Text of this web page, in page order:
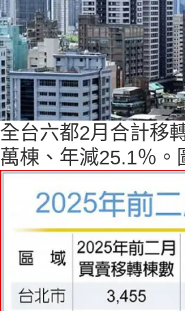
全台六都2月合計移
萬棟、年減25.1％